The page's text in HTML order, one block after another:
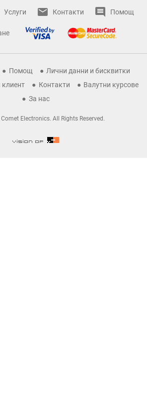
Услуги Контакти Помощ
Помощ
Лични данни и бисквитки
Контакти
Валутни курсове
За нас
Electronics. All Rights Reserved.